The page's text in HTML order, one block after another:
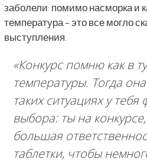
заболели: помимо насморка и
температура – это все могло
выступления.
«Конкурс помню как в
температуры. Тогда
таких ситуациях у тебя
выбора: ты на
большая
таблетки, чтобы